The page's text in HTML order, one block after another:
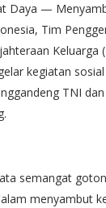
Daya —
Tim
Keluarga
kegiatan
TNI
semangat
menyambut